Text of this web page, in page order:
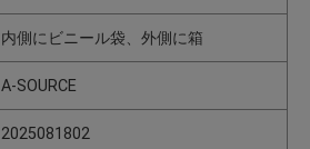
内側にビニール袋、外側に箱
A-SOURCE
2025081802